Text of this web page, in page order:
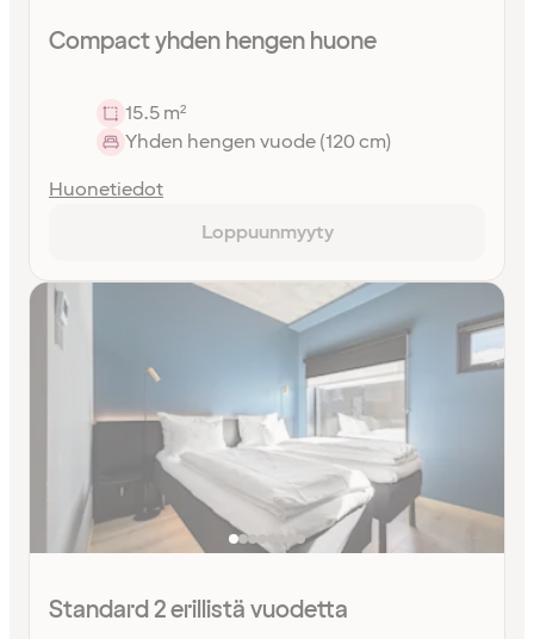
Compact yhden hengen huone
15.5 m²
Yhden hengen vuode (120 cm)
Huonetiedot
Loppuunmyyty
Standard 2 erillistä vuodetta